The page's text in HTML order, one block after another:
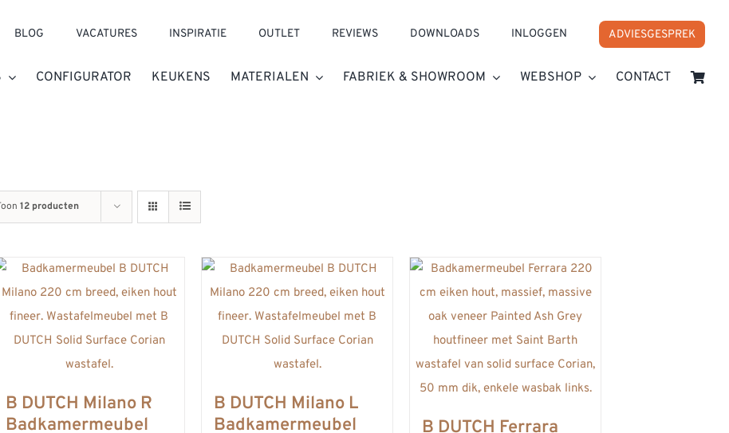
BLOG VACATURES INSPIRATIE OUTLET REVIEWS DOWNLOADS INLOGGEN ADVIESGESPREK
CONFIGURATOR KEUKENS MATERIALEN FABRIEK & SHOWROOM WEBSHOP CONTACT
12 producten
B DUTCH Milano R
Badkamermeubel
B DUTCH Milano L
Badkamermeubel
B DUTCH Ferrara